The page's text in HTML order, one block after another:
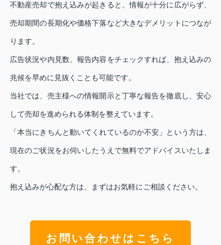
不動産売却で抱え込みが起きると、情報が十分に広がらず、
売却期間の長期化や価格下落など大きなデメリットにつなが
ります。
広告状況や内見数、報告内容をチェックすれば、抱え込みの
兆候を早めに見抜くことも可能です。
当社では、売主様への情報開示と丁寧な報告を徹底し、安心
して売却を進められる体制を整えています。
「本当にきちんと動いてくれているのか不安」という方は、
現在のご状況をお伺いしたうえで無料でアドバイスいたしま
す。
抱え込みが心配な方は、まずはお気軽にご相談ください。
お問い合わせはこちら